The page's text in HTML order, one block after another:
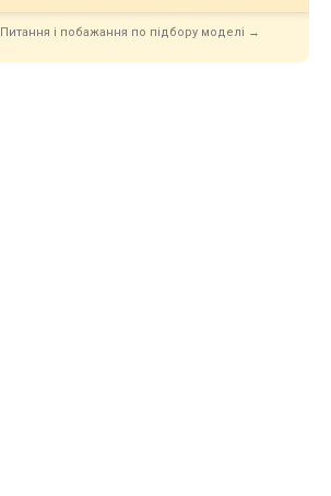
Питання і побажання по підбору моделі →